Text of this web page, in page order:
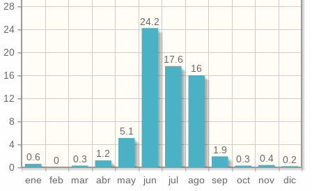
ene feb mar abr may jun jul ago sep oct nov dic
0
4
8
12
16
20
24
28
0.2
0.4
0.3
1.9
16
17.6
24.2
5.1
1.2
0.3
0
0.6